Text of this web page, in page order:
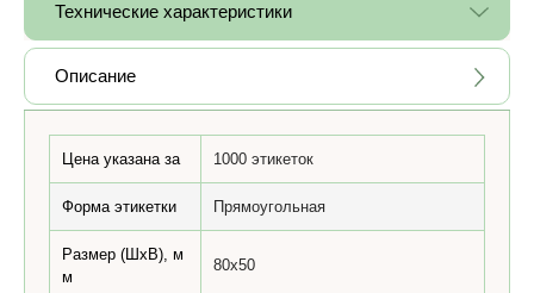
Технические характеристики
Описание
Цена указана за 1000 этикеток
Форма этикетки Прямоугольная
Размер (ШхВ), м
м
80x50